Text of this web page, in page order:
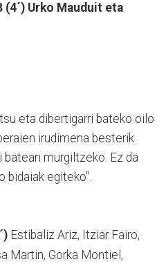
(4´) Urko Mauduit eta
eta dibertigarri bateko oilo
irudimena besterik
batean murgiltzeko. Ez da
bidaiak egiteko".
Estibaliz Ariz, Itziar Fairo,
Martin, Gorka Montiel,